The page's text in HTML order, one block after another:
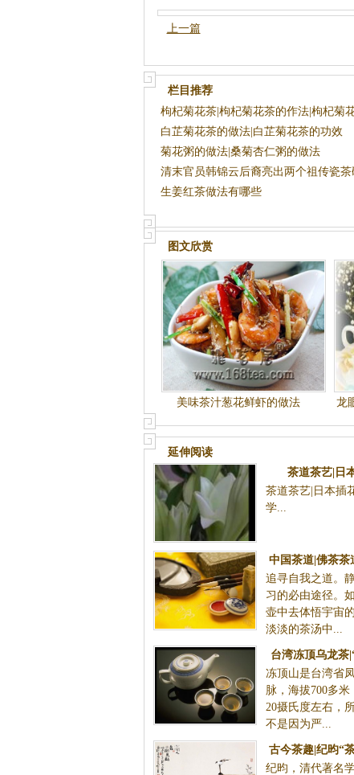
上一篇
栏目推荐
枸杞菊花茶|枸杞菊花茶的作法|枸杞菊
功效
白芷菊花茶的做法|白芷菊花茶的功效
菊花粥的做法|桑菊杏仁粥的做法
清末官员韩锦云后裔亮出两个祖传瓷茶
生姜红茶做法有哪些
图文欣赏
美味茶汁葱花鲜虾的做法
龙
延伸阅读
茶道茶艺|日
茶道茶艺|日本插
学
中国茶道|佛茶茶
追寻自我之道。
习的必由途径。
壶中去体悟宇宙
淡淡的茶汤中...
台湾冻顶乌龙茶
故事|茶
冻顶山是台湾省
脉，海拔700多
20摄氏度左右，
不是因为严...
古今茶趣|纪昀“
文
纪昀，清代著名